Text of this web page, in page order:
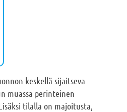
keskellä sijaitseva
muassa perinteinen
tilalla on majoitusta,